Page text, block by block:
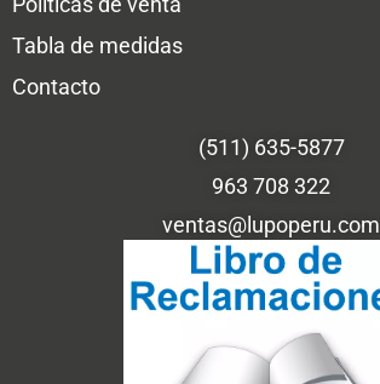
Tabla de medidas
Contacto
(511) 635-5877
963 708 322
ventas@lupoperu.com